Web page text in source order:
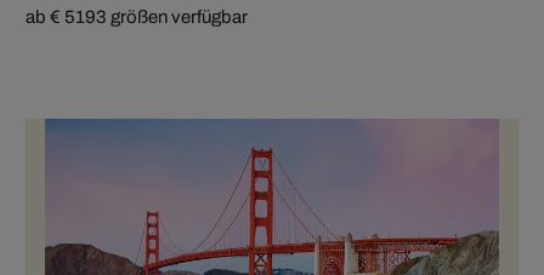
ab € 5193 größen verfügbar